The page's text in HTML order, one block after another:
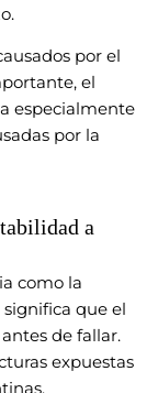
por el
el
especialmente
por la
a
como la
que el
de fallar.
expuestas